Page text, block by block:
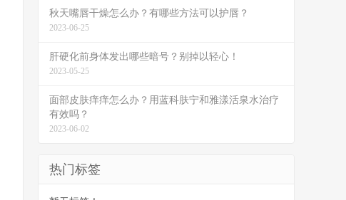
秋天嘴唇干燥怎么办？有哪些方法可以护唇？
2023-06-25
肝硬化前身体发出哪些暗号？别掉以轻心！
2023-05-25
面部皮肤痒痒怎么办？用蓝科肤宁和雅漾活泉水治疗
有效吗？
2023-06-02
热门标签